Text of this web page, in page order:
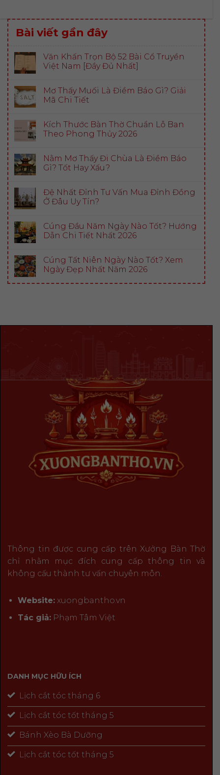
Bài viết gần đây
Văn Khấn Trọn Bộ 52 Bài Cổ Truyền
Việt Nam [Đầy Đủ Nhất]
Mơ Thấy Muối Là Điềm Báo Gì? Giải
Mã Chi Tiết
Kích Thước Bàn Thờ Chuẩn Lỗ Ban
Theo Phong Thủy 2026
Nằm Mơ Thấy Đi Chùa Là Điềm Báo
Gì? Tốt Hay Xấu?
Đệ Nhất Đỉnh Tư Vấn Mua Đỉnh Đồng
Ở Đâu Uy Tín?
Cúng Đầu Năm Ngày Nào Tốt? Hướng
Dẫn Chi Tiết Nhất 2026
Cúng Tất Niên Ngày Nào Tốt? Xem
Ngày Đẹp Nhất Năm 2026
Thông tin được cung cấp trên Xưởng Bàn Thờ
chỉ nhằm mục đích cung cấp thông tin và
không cấu thành tư vấn chuyên môn.
Website:xuongbantho.vn
Tác giả:Phạm Tâm Việt
DANH MỤC HỮU ÍCH
Lịch cắt tóc tháng 6
Lịch cắt tóc tốt tháng 5
Bánh Xèo Bà Dưỡng
Lịch cắt tóc tốt tháng 5